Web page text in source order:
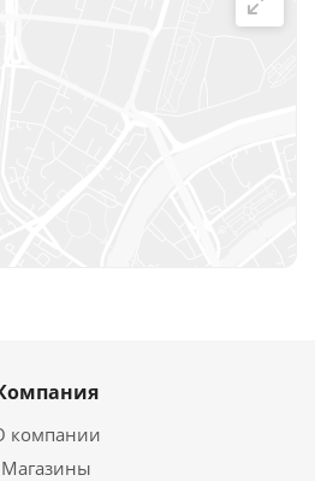
компании
Магазины